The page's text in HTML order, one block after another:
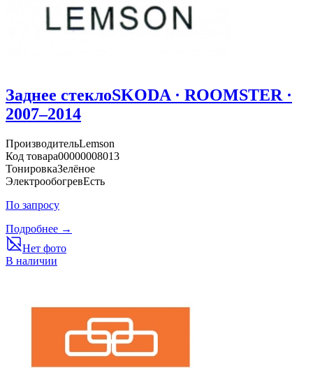
Заднее стеклоSKODA · ROOMSTER ·
2007–2014
ПроизводительLemson
Код товара00000008013
ТонировкаЗелёное
ЭлектрообогревЕсть
По запросу
Подробнее →
Нет фото
В наличии